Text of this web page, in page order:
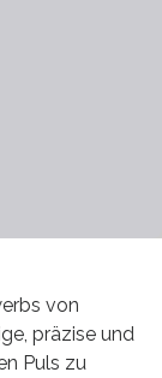
von
präzise und
Puls zu